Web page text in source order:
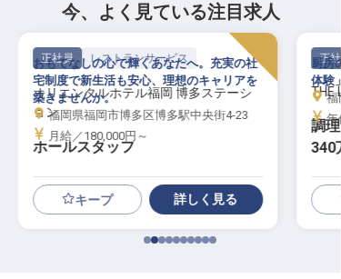
今、よく見ている注目求人
正社員 レストランサービス
オリエンタルホテル福岡 博多ステーシ
ョン
ホールスタッフ
おもてなしの心で輝くあなたへ。充実の社
宅制度で新生活も安心、理想のキャリアを
築きませんか。
福岡県福岡市博多区博多駅中央街4-23
月給／180,000円～
キープ 詳しく見る
正社
THE
調
340
厨房
体験
福
年